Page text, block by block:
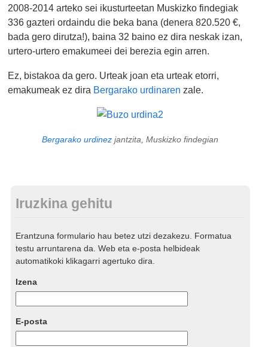
2008-2014 arteko sei ikusturteetan Muskizko findegiak
336 gazteri ordaindu die beka bana (denera 820.520 €,
bada gero dirutza!), baina 32 baino ez dira neskak izan,
urtero-urtero emakumeei dei berezia egin arren.
Ez, bistakoa da gero. Urteak joan eta urteak etorri,
emakumeak ez dira Bergarako urdinaren zale.
Bergarako urdinez jantzita, Muskizko findegian
Iruzkina gehitu
Erantzuna formulario hau betez utzi dezakezu. Formatua
testu arruntarena da. Web eta e-posta helbideak
automatikoki klikagarri agertuko dira.
Izena
E-posta